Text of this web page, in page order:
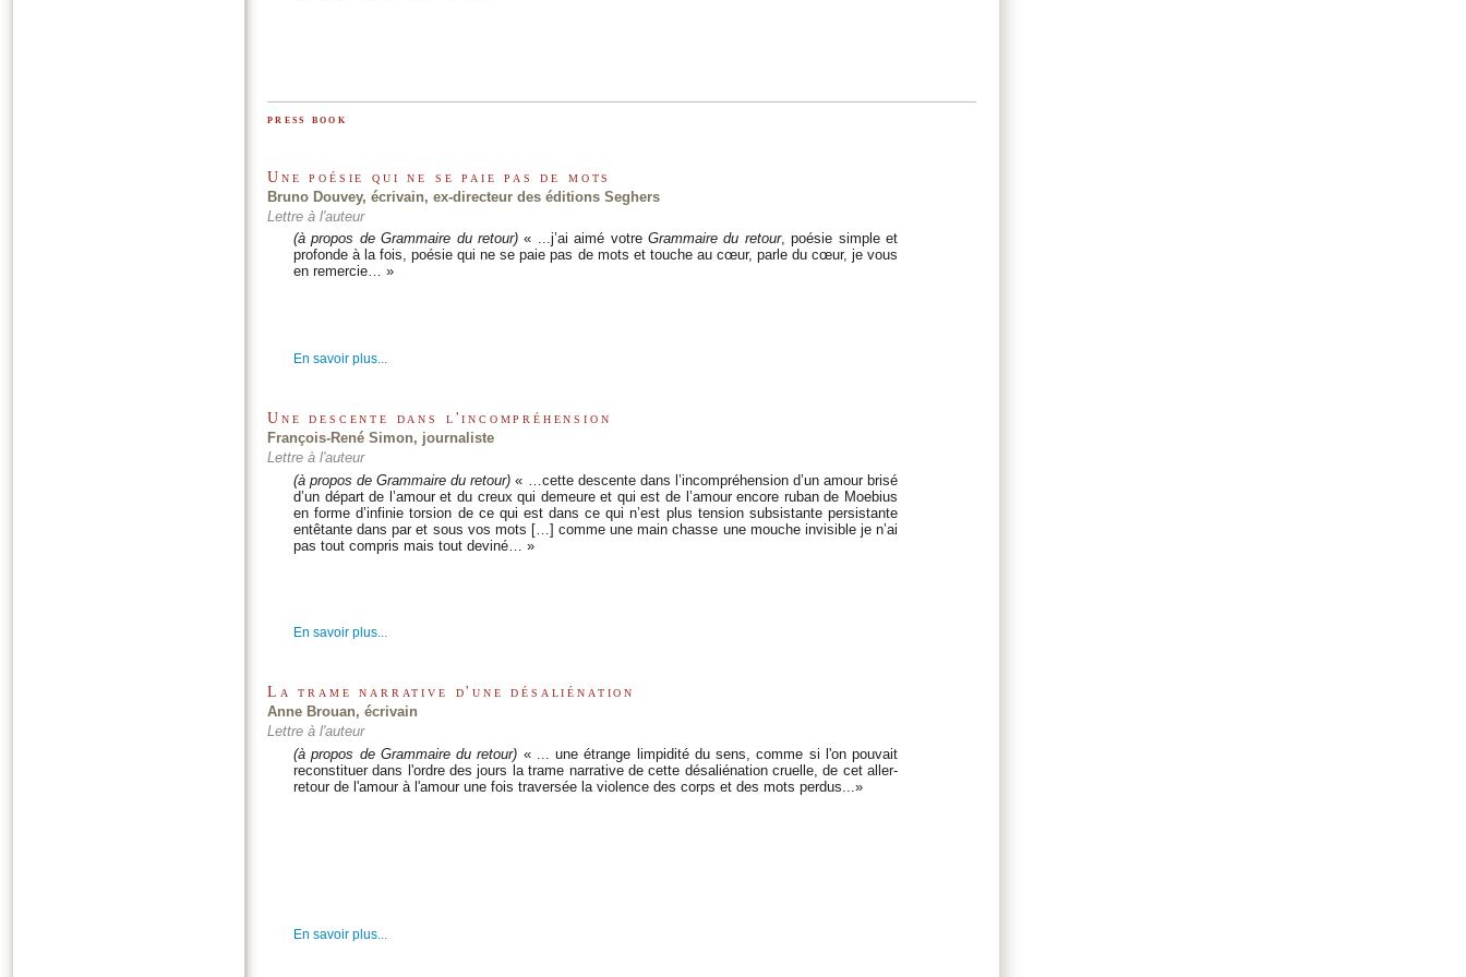
press book
Une poésie qui ne se paie pas de mots
Bruno Douvey, écrivain, ex-directeur des éditions Seghers
Lettre à l'auteur
(à propos de Grammaire du retour) « ...j’ai aimé votre Grammaire du retour, poésie simple et
profonde à la fois, poésie qui ne se paie pas de mots et touche au cœur, parle du cœur, je vous
en remercie… »
En savoir plus...
Une descente dans l'incompréhension
François-René Simon, journaliste
Lettre à l'auteur
(à propos de Grammaire du retour) « …cette descente dans l’incompréhension d’un amour brisé
d’un départ de l’amour et du creux qui demeure et qui est de l’amour encore ruban de Moebius
en forme d’infinie torsion de ce qui est dans ce qui n’est plus tension subsistante persistante
entêtante dans par et sous vos mots […] comme une main chasse une mouche invisible je n’ai
pas tout compris mais tout deviné… »
En savoir plus...
La trame narrative d'une désaliénation
Anne Brouan, écrivain
Lettre à l'auteur
(à propos de Grammaire du retour) « ... une étrange limpidité du sens, comme si l'on pouvait
reconstituer dans l'ordre des jours la trame narrative de cette désaliénation cruelle, de cet aller-
retour de l'amour à l'amour une fois traversée la violence des corps et des mots perdus...»
En savoir plus...